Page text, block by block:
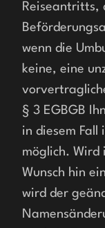
Reiseantritts,
wenn die
keine, eine
§ 3 EGBGB
in diesem Fall
möglich. Wird
Wunsch hin
wird der